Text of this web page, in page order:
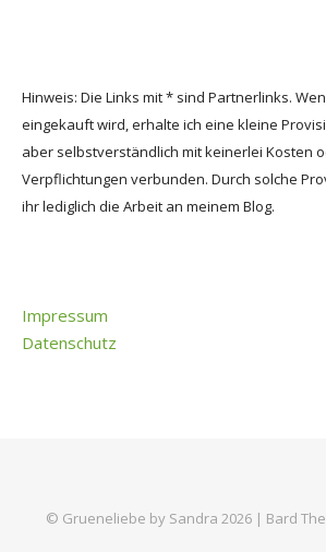
Hinweis: Die Links mit * sind Partnerlinks.
eingekauft wird, erhalte ich eine kleine
aber selbstverständlich mit keinerlei Kosten
Verpflichtungen verbunden. Durch solche
ihr lediglich die Arbeit an meinem Blog.
Impressum
Datenschutz
© Grueneliebe by Sandra 2026 | Bard